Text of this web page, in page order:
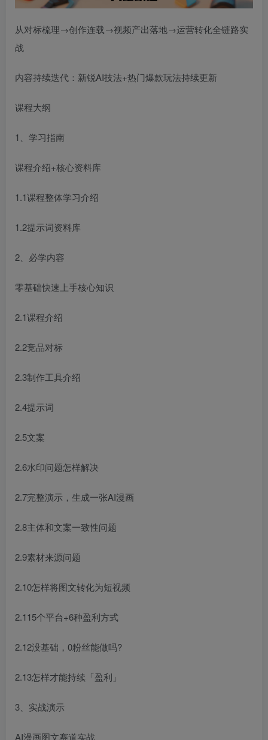
从对标梳理→创作连载→视频产出落地→运营转化全链路实
战
内容持续迭代：新锐AI技法+热门爆款玩法持续更新
课程大纲
1、学习指南
课程介绍+核心资料库
1.1课程整体学习介绍
1.2提示词资料库
2、必学内容
零基础快速上手核心知识
2.1课程介绍
2.2竞品对标
2.3制作工具介绍
2.4提示词
2.5文案
2.6水印问题怎样解决
2.7完整演示，生成一张AI漫画
2.8主体和文案一致性问题
2.9素材来源问题
2.10怎样将图文转化为短视频
2.115个平台+6种盈利方式
2.12没基础，0粉丝能做吗?
2.13怎样才能持续「盈利」
3、实战演示
AI漫画图文赛道实战